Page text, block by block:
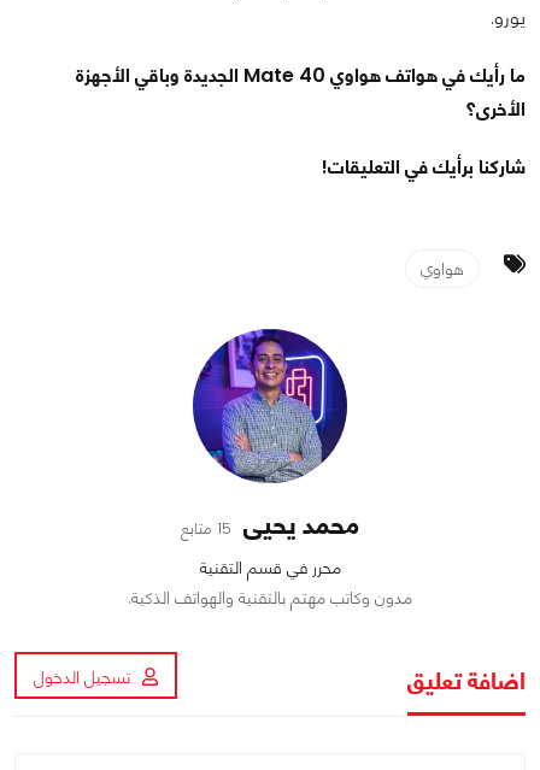
يورو.
ما رأيك في هواتف هواوي Mate 40 الجديدة وباقي الأجهزة
الأخرى؟
شاركنا برأيك في التعليقات!
هواوي
محمد يحيى 15 متابع
محرر في قسم التقنية
مدون وكاتب مهتم بالتقنية والهواتف الذكية.
اضافة تعليق تسجيل الدخول